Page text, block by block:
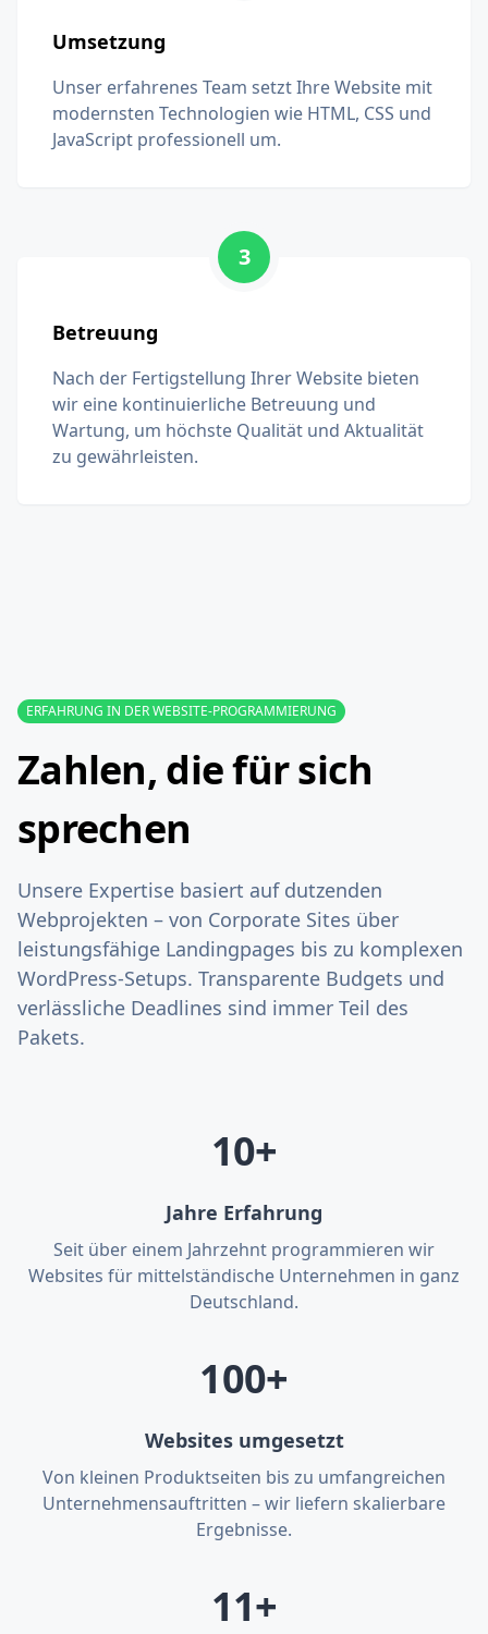
Umsetzung
Unser erfahrenes Team setzt Ihre Website mit
modernsten Technologien wie HTML, CSS und
JavaScript professionell um.
3
Betreuung
Nach der Fertigstellung Ihrer Website bieten
wir eine kontinuierliche Betreuung und
Wartung, um höchste Qualität und Aktualität
zu gewährleisten.
ERFAHRUNG IN DER WEBSITE-PROGRAMMIERUNG
Zahlen, die für sich
sprechen
Unsere Expertise basiert auf dutzenden
Webprojekten – von Corporate Sites über
leistungsfähige Landingpages bis zu komplexen
WordPress-Setups. Transparente Budgets und
verlässliche Deadlines sind immer Teil des
Pakets.
10+
Jahre Erfahrung
Seit über einem Jahrzehnt programmieren wir
Websites für mittelständische Unternehmen in ganz
Deutschland.
100+
Websites umgesetzt
Von kleinen Produktseiten bis zu umfangreichen
Unternehmensauftritten – wir liefern skalierbare
Ergebnisse.
11+